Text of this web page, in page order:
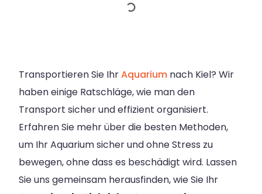
Transportieren Sie IhrAquarium nach Kiel? Wir
haben einige Ratschläge, wie man den
Transport sicher und effizient organisiert.
Erfahren Sie mehr über die besten Methoden,
um Ihr Aquarium sicher und ohne Stress zu
bewegen, ohne dass es beschädigt wird. Lassen
Sie uns gemeinsam herausfinden, wie Sie Ihr